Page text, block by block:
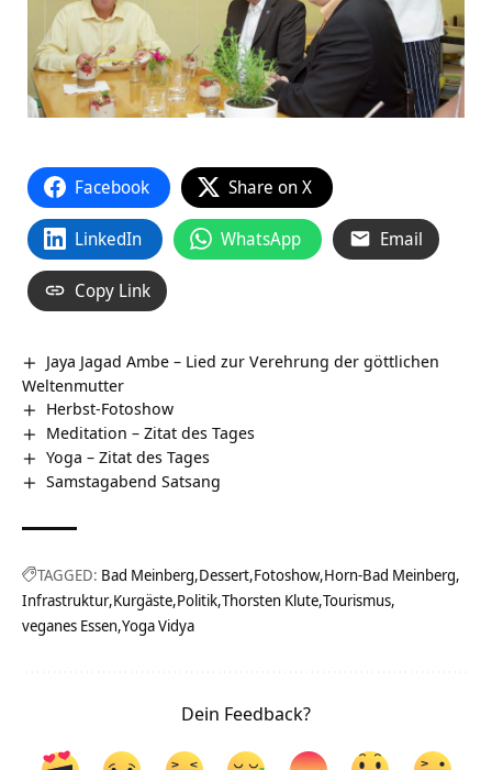
Facebook Share on X
LinkedIn WhatsApp Email
Copy Link
Jaya Jagad Ambe – Lied zur Verehrung der göttlichen
Weltenmutter
Herbst-Fotoshow
Meditation – Zitat des Tages
Yoga – Zitat des Tages
Samstagabend Satsang
TAGGED: Bad Meinberg Dessert Fotoshow Horn-Bad Meinberg
Infrastruktur Kurgäste Politik Thorsten Klute Tourismus
veganes Essen Yoga Vidya
Dein Feedback?